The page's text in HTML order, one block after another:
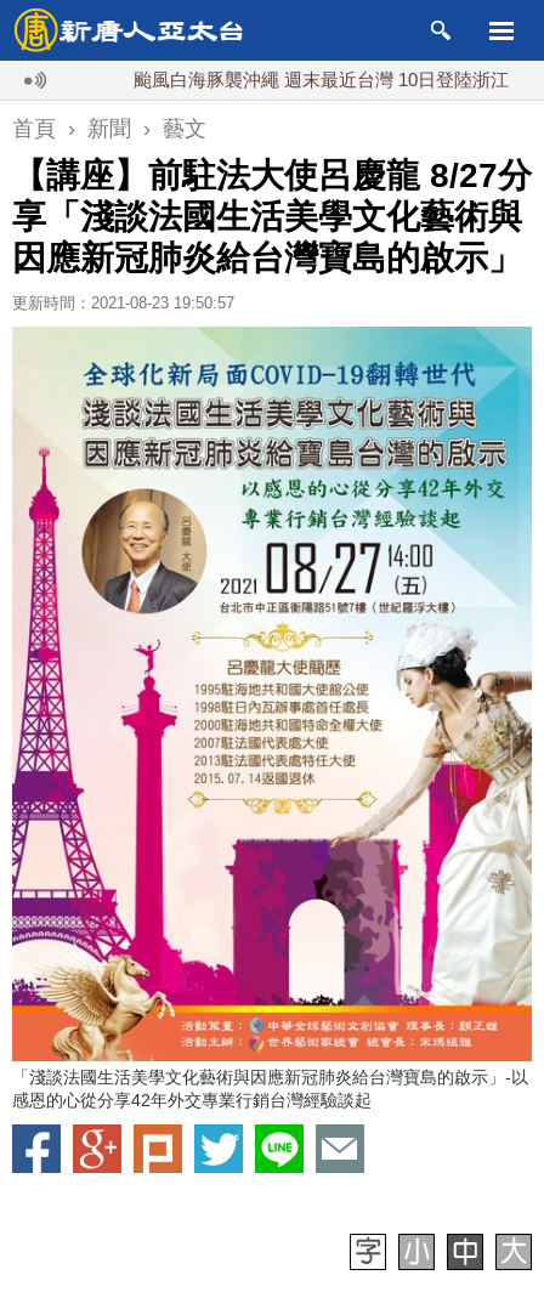
颱風白海豚襲沖繩 週末最近台灣 10日登陸浙江 川普預
首頁 › 新聞 › 藝文
【講座】前駐法大使呂慶龍 8/27分
享「淺談法國生活美學文化藝術與
因應新冠肺炎給台灣寶島的啟示」
更新時間：2021-08-23 19:50:57
「淺談法國生活美學文化藝術與因應新冠肺炎給台灣寶島的啟示」-以
感恩的心從分享42年外交專業行銷台灣經驗談起